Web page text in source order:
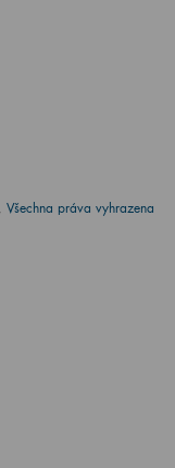
Všechna práva vyhrazena